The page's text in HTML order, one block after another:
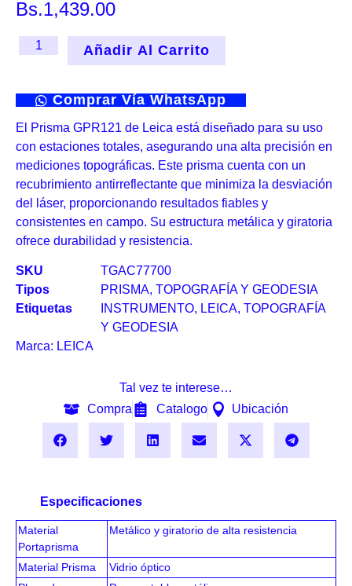
Bs.1,439.00
Añadir Al Carrito
Comprar Vía WhatsApp
El Prisma GPR121 de Leica está diseñado para su uso
con estaciones totales, asegurando una alta precisión en
mediciones topográficas. Este prisma cuenta con un
recubrimiento antirreflectante que minimiza la desviación
del láser, proporcionando resultados fiables y
consistentes en campo. Su estructura metálica y giratoria
ofrece durabilidad y resistencia.
SKU
TGAC77700
Tipos
PRISMA, TOPOGRAFÍA Y GEODESIA
Etiquetas
INSTRUMENTO, LEICA, TOPOGRAFÍA
Y GEODESIA
Marca: LEICA
Tal vez te interese…
Compra
Catalogo Ubicación
Especificaciones
Material
Portaprisma
Metálico y giratorio de alta resistencia
Material Prisma
Vidrio óptico